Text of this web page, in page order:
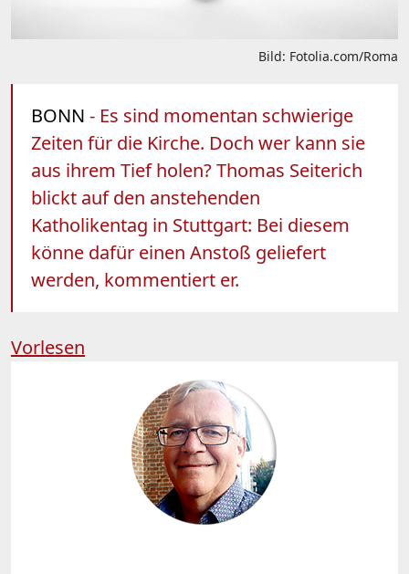
Bild: Fotolia.com/Roma
BONN - Es sind momentan schwierige
Zeiten für die Kirche. Doch wer kann sie
aus ihrem Tief holen? Thomas Seiterich
blickt auf den anstehenden
Katholikentag in Stuttgart: Bei diesem
könne dafür einen Anstoß geliefert
werden, kommentiert er.
Vorlesen